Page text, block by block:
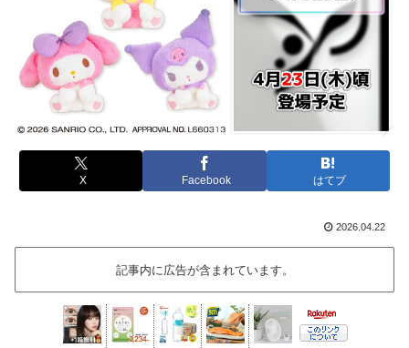
X Facebook はてブ
2026.04.22
記事内に広告が含まれています。